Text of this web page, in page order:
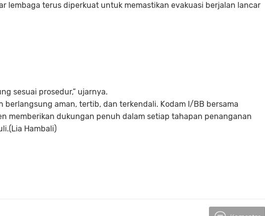
lembaga terus diperkuat untuk memastikan evakuasi berjalan lancar
sesuai prosedur,” ujarnya.
berlangsung aman, tertib, dan terkendali. Kodam I/BB bersama
memberikan dukungan penuh dalam setiap tahapan penanganan
Hambali)